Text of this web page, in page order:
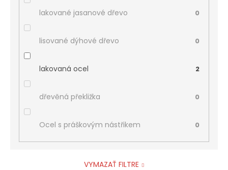
lakované jasanové dřevo 0
lisované dýhové dřevo 0
lakovaná ocel 2
dřevěná překližka 0
Ocel s práškovým nástřikem 0
VYMAZAŤ FILTRE